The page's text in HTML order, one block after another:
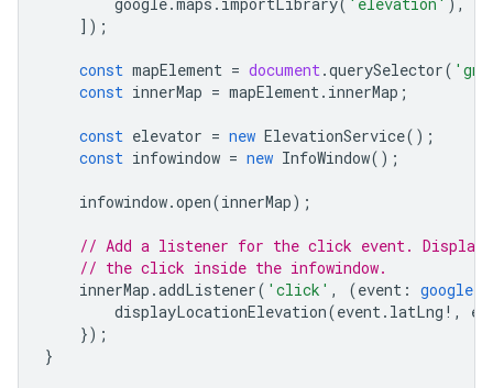
]);
const mapElement = document.querySelector(
const innerMap = mapElement. innerMap ;
const elevator = new ElevationService();
const infowindow = new InfoWindow();
infowindow.open(innerMap);
// Add a listener for the click event. Display
// the click inside the infowindow.
innerMap .addListener( 'click' , (event :
displayLocationElevation(event. latLng ! ,
});
}